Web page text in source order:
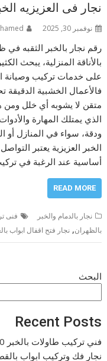
نجار فى العزيزيه الخبر
نوفمبر 30, 2025
رقم نجار بالخبر الثقبه في
بالأناقة المنزلية، يبحث
على خدمات تركيب وصيانة
فالأعمال الخشبية
متقن لا يشوبه أي خلل ومن
الذي يمتلك المهارة
ودقة، سواء في المنازل أو
الخبر العزيزية يعتبر
أساسية عند الرغبة في
READ MORE
نجار بالدمام والخبر فنى
بالظهران,نجار فتح اقفال ابواب
البحث
Recent Posts
فني تركيب طاولات بالخبر 0565709420
نجار فك وتركيب ابواب بالقطيف